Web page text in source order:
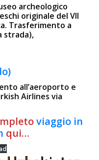
archeologico
originale del VII
Trasferimento a
strada),
all’aeroporto e
Airlines via
viaggio in
qui…